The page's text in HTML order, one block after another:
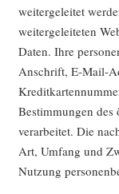
weitergeleitet
weitergeleiteten
Daten. Ihre
Anschrift, E-Mail-
Bestimmungen des
verarbeitet. Die
Art, Umfang und
Nutzung